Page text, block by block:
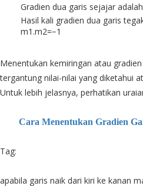
Gradien dua garis sejajar
Hasil kali gradien dua garis
m1.m2=−1
Menentukan kemiringan atau
tergantung nilai-nilai yang diketahui
Untuk lebih jelasnya, perhatikan
Cara Menentukan Gradien
Tag:
apabila garis naik dari kiri ke kanan